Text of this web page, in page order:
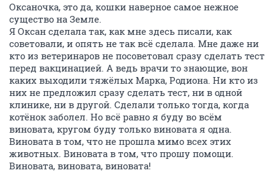
Оксаночка, это да, кошки наверное самое нежное
существо на Земле.
Я Оксан сделала так, как мне здесь писали, как
советовали, и опять не так всё сделала. Мне даже ни
кто из ветеринаров не посоветовал сразу сделать тест
перед вакцинацией. А ведь врачи то знающие, вон
каких выходили тяжёлых Марка, Родиона. Ни кто из
них не предложил сразу сделать тест, ни в одной
клинике, ни в другой. Сделали только тогда, когда
котёнок заболел. Но всё равно я буду во всём
виновата, кругом буду только виновата я одна.
Виновата в том, что не прошла мимо всех этих
животных. Виновата в том, что прошу помощи.
Виновата, виновата, виновата!